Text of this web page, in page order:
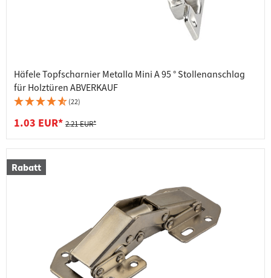
Häfele Topfscharnier Metalla Mini A 95 ° Stollenanschlag
für Holztüren ABVERKAUF
(22)
1.03 EUR* 2.21 EUR*
Rabatt